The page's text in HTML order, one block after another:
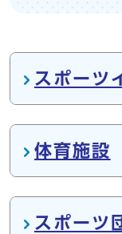
メインメニ
スポーツ
体育施設
スポーツ